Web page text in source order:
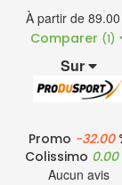
À partir de
Comparer (1)
Sur
Promo -32.00
Colissimo 0.00
Aucun avis